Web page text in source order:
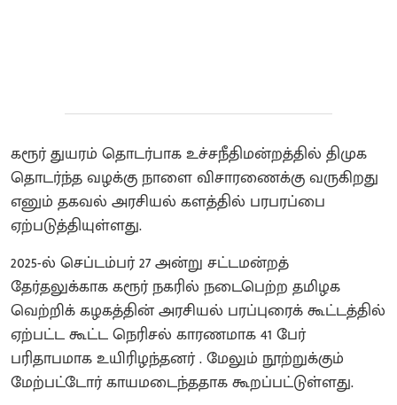
கரூர் துயரம் தொடர்பாக உச்சநீதிமன்றத்தில் திமுக
தொடர்ந்த வழக்கு நாளை விசாரணைக்கு வருகிறது
எனும் தகவல் அரசியல் களத்தில் பரபரப்பை
ஏற்படுத்தியுள்ளது.
2025-ல் செப்டம்பர் 27 அன்று சட்டமன்றத்
தேர்தலுக்காக கரூர் நகரில் நடைபெற்ற தமிழக
வெற்றிக் கழகத்தின் அரசியல் பரப்புரைக் கூட்டத்தில்
ஏற்பட்ட கூட்ட நெரிசல் காரணமாக 41 பேர்
பரிதாபமாக உயிரிழந்தனர் . மேலும் நூற்றுக்கும்
மேற்பட்டோர் காயமடைந்ததாக கூறப்பட்டுள்ளது.